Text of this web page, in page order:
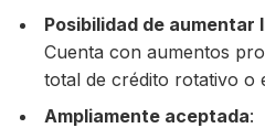
Posibilidad de aumentar
Cuenta con aumentos
total de crédito rotativo o
Ampliamente aceptada: